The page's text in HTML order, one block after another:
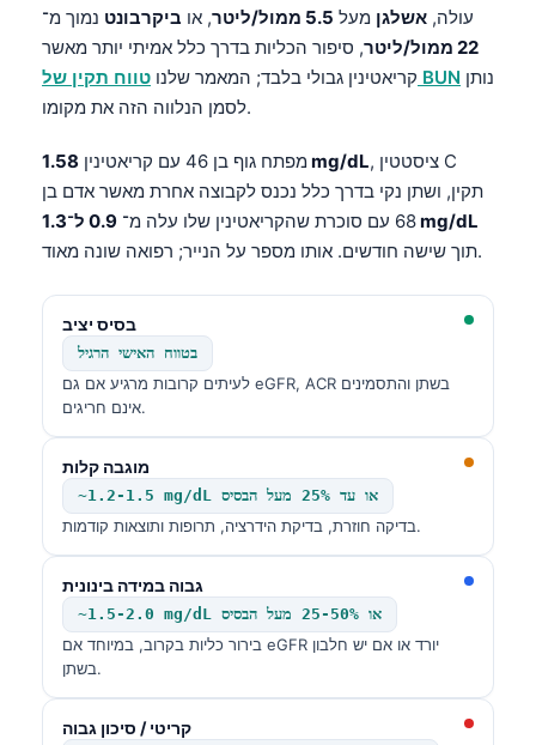
עולה, אשלגן מעל 5.5 ממול/ליטר , או ביקרבונט נמוך מ־
22 ממול/ליטר
, סיפור הכליות בדרך כלל אמיתי יותר מאשר
קריאטינין גבולי בלבד; המאמר שלנו טווח תקין של BUN
לסמן הנלווה הזה את מקומו.
מפתח גוף בן 46 עם קריאטינין1.58 mg/dL, ציסטטין C
תקין, ושתן נקי בדרך כלל נכנס לקבוצה אחרת מאשר אדם בן
68 עם סוכרת שהקריאטינין שלו עלה מ־0.9 ל־1.3 mg/dL
תוך שישה חודשים. אותו מספר על הנייר; רפואה שונה מאוד.
בסיס יציב
בטווח האישי הרגיל
לעיתים קרובות מרגיע אם גם eGFR, ACR בשתן והתסמינים
אינם חריגים.
מוגבה קלות
~1.2-1.5 mg/dL או עד 25% מעל הבסיס
בדיקה חוזרת, בדיקת הידרציה, תרופות ותוצאות קודמות.
גבוה במידה בינונית
~1.5-2.0 mg/dL או 25-50% מעל הבסיס
בירור כליות בקרוב, במיוחד אם eGFR יורד או אם יש חלבון
בשתן.
קריטי / סיכון גבוה